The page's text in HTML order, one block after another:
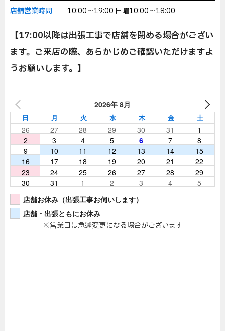
店舗営業時間
10:00～19:00 日曜10:00～18:00
【17:00以降は出張工事で店舗を閉める場合がござい
ます。ご来店の際、あらかじめご確認いただけますよ
うお願いします。】
2026年 8月
日 月 火 水 木 金 土
26 27 28 29 30 31
1
2
3 4 5 6 7
8
9
10 11 12 13 14
15
16
17 18 19 20 21
22
23
24 25 26 27 28
29
30
31 1 2 3 4
5
店舗お休み（出張工事お伺いします）
店舗・出張ともにお休み
※営業日は急遽変更になる場合がございます